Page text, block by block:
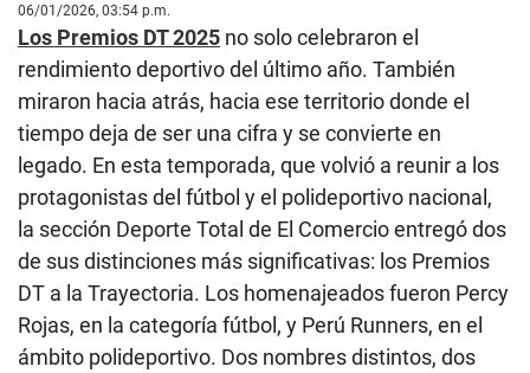
06/01/2026, 03:54 p.m.
Los Premios DT 2025 no solo celebraron el
rendimiento deportivo del último año. También
miraron hacia atrás, hacia ese territorio donde el
tiempo deja de ser una cifra y se convierte en
legado. En esta temporada, que volvió a reunir a los
protagonistas del fútbol y el polideportivo nacional,
la sección Deporte Total de El Comercio entregó dos
de sus distinciones más significativas: los Premios
DT a la Trayectoria. Los homenajeados fueron Percy
Rojas, en la categoría fútbol, y Perú Runners, en el
ámbito polideportivo. Dos nombres distintos, dos